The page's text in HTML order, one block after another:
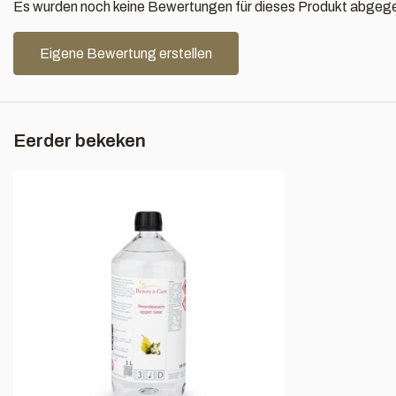
Es wurden noch keine Bewertungen für dieses Produkt
Eigene Bewertung erstellen
Eerder bekeken